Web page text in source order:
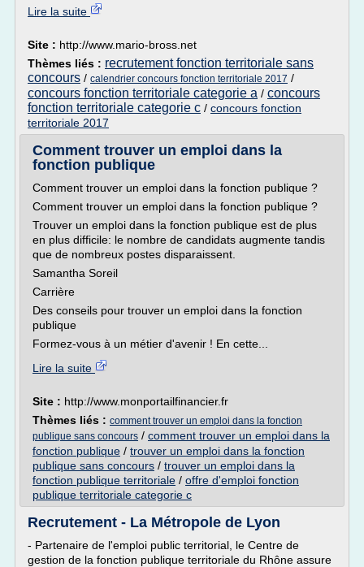
Lire la suite
Site : http://www.mario-bross.net
Thèmes liés : recrutement fonction territoriale sans
concours / calendrier concours fonction territoriale 2017 /
concours fonction territoriale categorie a / concours
fonction territoriale categorie c / concours fonction
territoriale 2017
Comment trouver un emploi dans la
fonction publique
Comment trouver un emploi dans la fonction publique ?
Comment trouver un emploi dans la fonction publique ?
Trouver un emploi dans la fonction publique est de plus
en plus difficile: le nombre de candidats augmente tandis
que de nombreux postes disparaissent.
Samantha Soreil
Carrière
Des conseils pour trouver un emploi dans la fonction
publique
Formez-vous à un métier d'avenir ! En cette...
Lire la suite
Site : http://www.monportailfinancier.fr
Thèmes liés : comment trouver un emploi dans la fonction
publique sans concours / comment trouver un emploi dans la
fonction publique / trouver un emploi dans la fonction
publique sans concours / trouver un emploi dans la
fonction publique territoriale / offre d'emploi fonction
publique territoriale categorie c
Recrutement - La Métropole de Lyon
- Partenaire de l'emploi public territorial, le Centre de
gestion de la fonction publique territoriale du Rhône assure